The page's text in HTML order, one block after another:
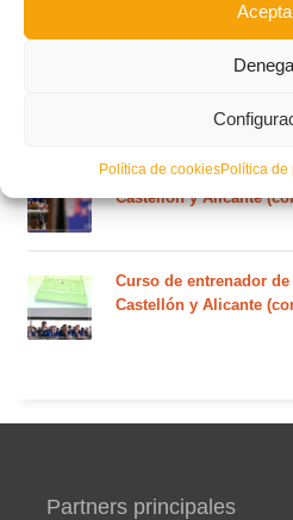
Política de cookiesPolítica de
plazas del curso de
Curso de entrenador de
Castellón y Alicante
Curso de entrenador
Castellón y Alicante
Partners principales